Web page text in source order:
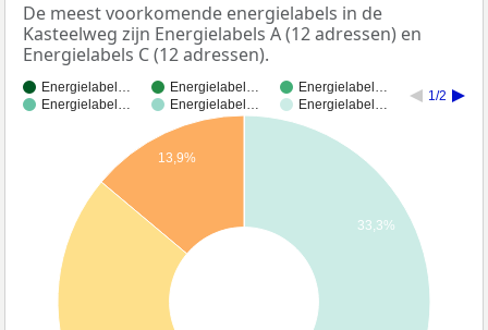
De meest voorkomende energielabels in de
Kasteelweg zijn Energielabels A (12 adressen) en
Energielabels C (12 adressen).
Energielabel… Energielabel…
Energielabel…
Energielabel…
Energielabel… Energielabel…
1/2
33,3%
13,9%